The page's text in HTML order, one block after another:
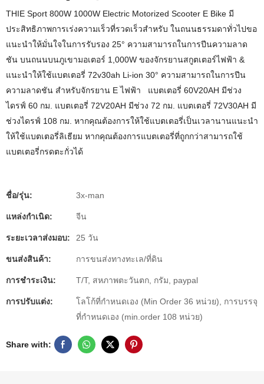
THIE Sport 800W 1000W Electric Motorized Scooter E Bike มี
ประสิทธิภาพการเร่งความเร็วที่รวดเร็วสำหรับ ในถนนธรรมดาทั่วไปขอ
แนะนำให้มั่นใจในการรับรอง 25° ความสามารถในการปีนความลาด
ชัน บนถนนบนภูเขามอเตอร์ 1,000W ของจักรยานสกูตเตอร์ไฟฟ้า &
แนะนำให้ใช้แบตเตอรี่ 72v30ah Li-ion 30° ความสามารถในการปีน
ความลาดชัน สำหรับจักรยาน E ไฟฟ้า แบตเตอรี่ 60V20AH มีช่วง
ไดรฟ์ 60 กม. แบตเตอรี่ 72V20AH มีช่วง 72 กม. แบตเตอรี่ 72V30AH มี
ช่วงไดรฟ์ 108 กม. หากคุณต้องการให้ใช้แบตเตอรี่เป็นเวลานานแนะนำ
ให้ใช้แบตเตอรี่ลิเธียม หากคุณต้องการแบตเตอรี่ที่ถูกกว่าสามารถใช้
แบตเตอรี่กรดตะกั่วได้
ชื่อ/รุ่น: 3x-man
แหล่งกำเนิด: จีน
ระยะเวลาส่งมอบ: 25 วัน
ขนส่งสินค้า: การขนส่งทางทะเล/ที่ดิน
การชำระเงิน: T/T, สหภาพตะวันตก, กรัม, paypal
การปรับแต่ง:
โลโก้ที่กำหนดเอง (Min Order 36 หน่วย), การบรรจุ
ที่กำหนดเอง (min.order 108 หน่วย)
Share with: